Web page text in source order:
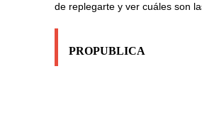
de replegarte y ver cuáles son
PROPUBLICA